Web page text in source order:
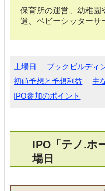
保育所の運営、幼稚園
遣、ベビーシッターサ
上場日 ブックビルディ
初値予想と予想利益
主
IPO参加のポイント
IPO「テノ.ホ
場日